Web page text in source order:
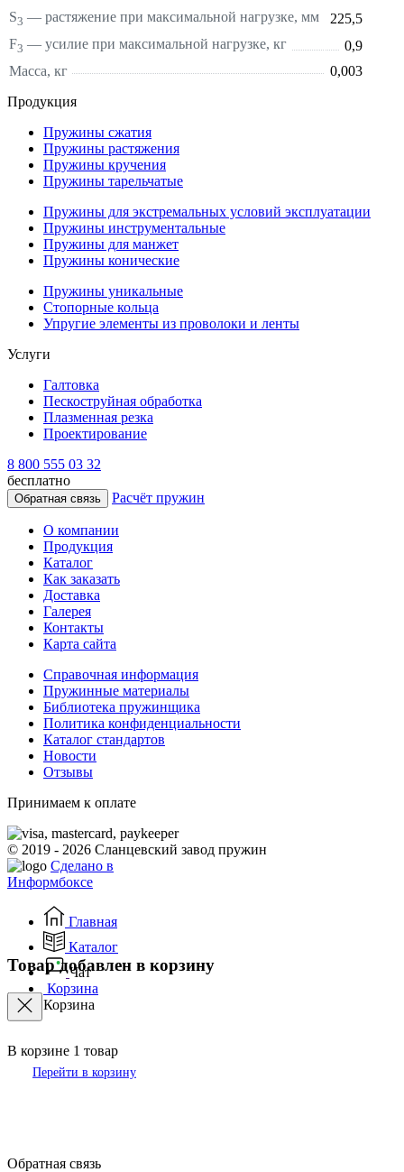
S3 — растяжение при максимальной нагрузке, мм
225,5
F3 — усилие при максимальной нагрузке, кг
0,9
Масса, кг
0,003
Продукция
Пружины сжатия
Пружины растяжения
Пружины кручения
Пружины тарельчатые
Пружины для экстремальных условий эксплуатации
Пружины инструментальные
Пружины для манжет
Пружины конические
Пружины уникальные
Стопорные кольца
Упругие элементы из проволоки и ленты
Услуги
Галтовка
Пескоструйная обработка
Плазменная резка
Проектирование
8 800 555 03 32
бесплатно
Обратная связь Расчёт пружин
О компании
Продукция
Каталог
Как заказать
Доставка
Галерея
Контакты
Карта сайта
Справочная информация
Пружинные материалы
Библиотека пружинщика
Политика конфиденциальности
Каталог стандартов
Новости
Отзывы
Принимаем к оплате
© 2019 - 2026 Сланцевский завод пружин
Сделано в
Информбоксе
Главная
Каталог
Чат
Корзина
Корзина
Товар добавлен в корзину
В корзине 1 товар
Перейти в корзину
Обратная связь